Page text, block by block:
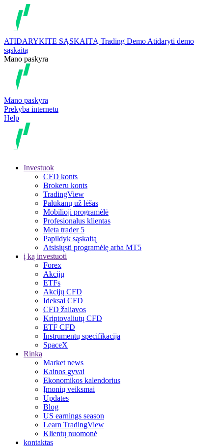
ATIDARYKITE SĄSKAITĄ Trading Demo Atidaryti demo
sąskaitą
Mano paskyra
Mano paskyra
Prekyba internetu
Help
Investuok
CFD konts
Brokeru konts
TradingView
Palūkanų už lėšas
Mobilioji programėlė
Profesionalus klientas
Meta trader 5
Papildyk sąskaitą
Atsisiųsti programėlę arba MT5
į ką investuoti
Forex
Akcijų
ETFs
Akcijų CFD
Ideksai CFD
CFD žaliavos
Kriptovaliutų CFD
ETF CFD
Instrumentų specifikacija
SpaceX
Rinka
Market news
Kainos gyvai
Ekonomikos kalendorius
Įmonių veiksmai
Updates
Blog
US earnings season
Learn TradingView
Klientų nuomonė
kontaktas